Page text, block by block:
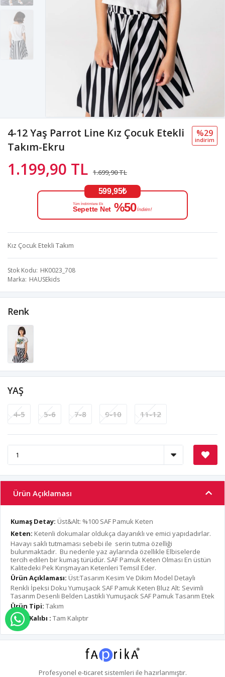
4-12 Yaş Parrot Line Kız Çocuk Etekli
Takım-Ekru
1.199,90 TL 1.699,90 TL
%29
i̇ndi̇ri̇m
599,95₺
Tüm İndirimlere Ek
Sepette Net %50 İndirim!
Kız Çocuk Etekli Takım
Stok Kodu HK0023_708
Marka HAUSEkids
Renk
YAŞ
4-5 5-6 7-8 9-10 11-12
Ürün Açıklaması
Kumaş Detay: Üst&Alt: %100 SAF Pamuk Keten
Keten: Ketenli dokumalar oldukça dayanıklı ve emici yapıdadırlar.
Havayı saklı tutmaması sebebi ile serin tutma özelliği
bulunmaktadır. Bu nedenle yaz aylarında özellikle Elbiselerde
tercih edilen bir kumaş türüdür. SAF Pamuk Keten Olması En üstün
Kalitedeki Pek Kırışmayan Ketenleri Temsil Eder.
Ürün Açıklaması: Üst:Tasarım Kesim Ve Dikim Model Detaylı
Renkli İpeksi Doku Yumuşacık SAF Pamuk Keten Bluz Alt: Sevimli
Tasarım Desenli Belden Lastikli Yumuşacık SAF Pamuk Tasarım Etek
Ürün Tipi: Takım
Ürün Kalıbı : Tam Kalıptır
Profesyonel e-ticaretsistemleri ile hazırlanmıştır.
WHATSAPP İLE SİPARİŞ VER